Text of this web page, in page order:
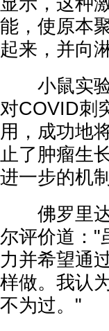
能，使原本
起来，并向
小鼠实验
对COVID刺
用，成功地
止了肿瘤生
进一步的机
佛罗里达
尔评价道："
力并希望通
样做。我认
不为过。"